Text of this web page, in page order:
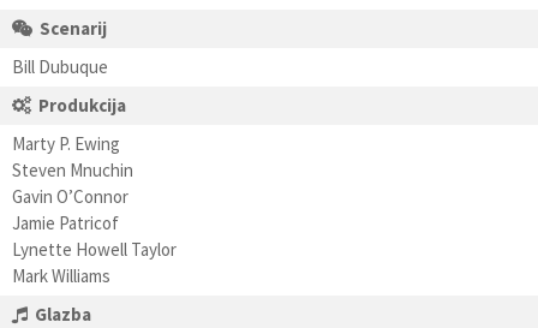
Scenarij
Bill Dubuque
Produkcija
Marty P. Ewing
Steven Mnuchin
Gavin O’Connor
Jamie Patricof
Lynette Howell Taylor
Mark Williams
Glazba